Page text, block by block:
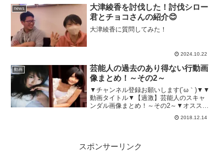
news
大津綾香を討伐した！討伐シロー
君とチョコさんの紹介😊
大津綾香に質問してみた！
2024.10.22
動画
芸能人の過去のあり得ない行動画
像まとめ！～その2～
▼チャンネル登録お願いします(´ω｀)▼▼
動画タイトル▼【過激】芸能人のスキャ
ンダル画像まとめ！～その2～▼オススメ
動画はこちら♪▼☆【衝撃】え！？あの歌
手も！？A●女優に転身した芸能人まと
2018.12.14
スポンサーリンク